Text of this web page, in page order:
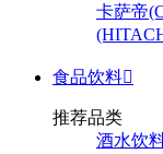
卡萨帝
食品饮料
推荐品类
酒水饮